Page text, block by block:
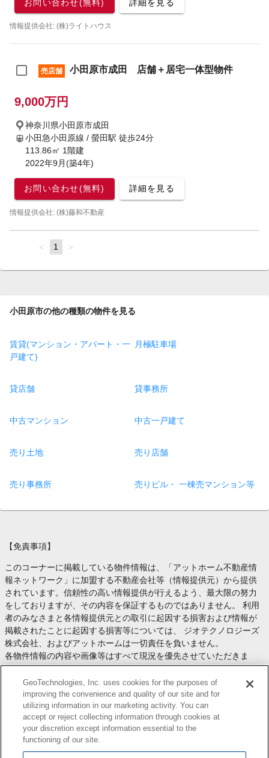
お問い合わせ(無料) 詳細を見る
情報提供会社: (株)ライトハウス
売店舗 小田原市成田 店舗＋居宅一体型物件
9,000万円
神奈川県小田原市成田
小田急小田原線 / 螢田駅 徒歩24分
113.86㎡ 1階建
2022年9月(築4年)
お問い合わせ(無料) 詳細を見る
情報提供会社: (株)藤和不動産
page
You're
page
1 page
小田原市の他の種類の物件を見る
賃貸(マンション・アパート・一
戸建て)
月極駐車場
貸店舗 貸事務所
中古マンション 中古一戸建て
売り土地 売り店舗
売り事務所 売りビル・ 一棟売マンション等
【免責事項】
このコーナーに掲載している物件情報は、「アットホーム不動産情
報ネットワーク」に加盟する不動産会社等（情報提供元）から提供
されています。信頼性の高い情報提供が行えるよう、最大限の努力
をしておりますが、その内容を保証するものではありません。 利用
者のみなさまと各情報提供元との取引に起因する損害および情報が
掲載されたことに起因する損害等については、 ジオテクノロジーズ
株式会社、およびアットホームは一切責任を負いません。
各物件情報の内容や画像等はすべて現況を優先させていただきま
す。
お取引等（お取引の準備、資金調達等を含みます）の際には、内容
や契約条件等について、 各情報提供元より十分な説明を受け、ご自
身でご確認の上、判断してください。
このコーナーへの物件情報のご掲載、その他不動産業務ソリューシ
ョン等についての不動産会社様のお問合せはこちら
します。
GeoTechnologies, Inc. uses cookies for the purposes of
improving the convenience and quality of our site and for
utilizing information in our marketing activity. You can
accept or reject collecting information through cookies at
your discretion except information essential to the
functioning of our site.